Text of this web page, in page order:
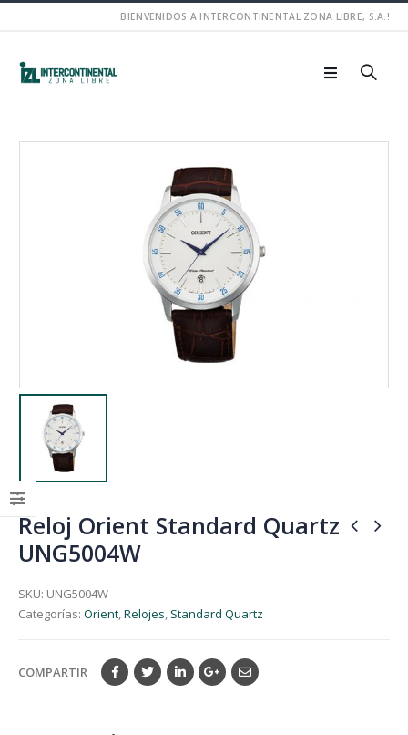
BIENVENIDOS A INTERCONTINENTAL ZONA LIBRE, S.A.!
Reloj Orient Standard Quartz
UNG5004W
SKU: UNG5004W
Categorías: Orient,Relojes, Standard Quartz
COMPARTIR